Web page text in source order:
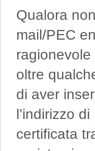
Qualora
mail/PEC
oltre
di aver
l’indirizzo
certificata